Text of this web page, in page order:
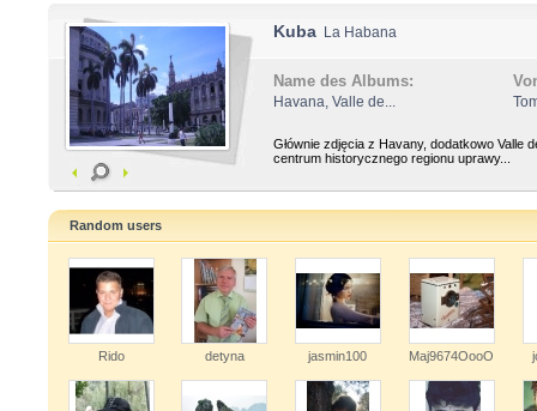
Kuba La Habana
Name des Albums:
Havana, Valle de...
Głównie zdjęcia z Havany, dodatkowo Valle
centrum historycznego regionu uprawy...
Random users
Rido detyna jasmin100 Maj9674OooO